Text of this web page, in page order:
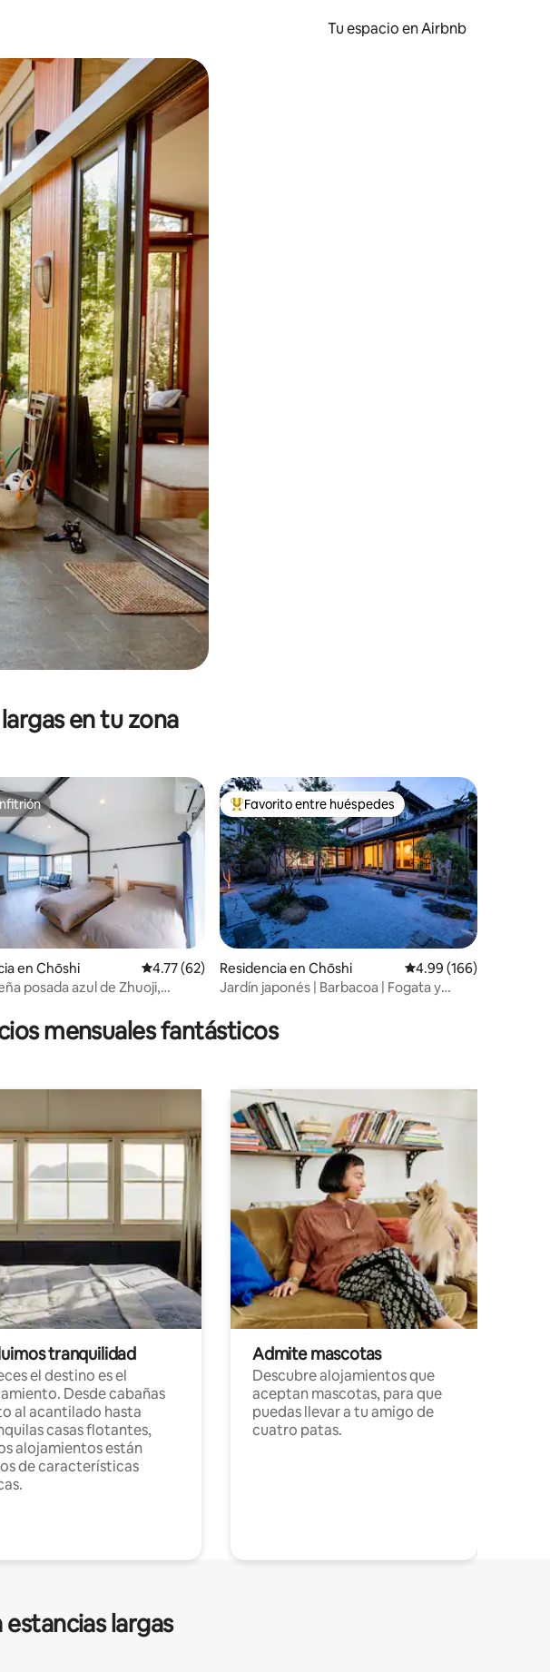
Tu espacio en Airbnb
y hacia abajo, o bien tocando y deslizando la pantalla.
en tu zona
4.97 de 5; 34 evaluaciones
en Chōshi Calificación promedio: 4.77 de 5; 62 evaluaciones
4.77 (62)
posada azul de Zhuoji,
De los mejores en Favorito entre huéspedes
Favorito entre huéspedes
Residencia en Chōshi Calificación promedio:
4.99 (166)
Jardín japonés | Barbacoa | Fogata y
mensuales fantásticos
tranquilidad
el destino es el
Desde cabañas
al acantilado hasta
casas flotantes,
alojamientos están
de características
Admite mascotas
Descubre alojamientos que
aceptan mascotas, para que
puedas llevar a tu amigo de
cuatro patas.
largas